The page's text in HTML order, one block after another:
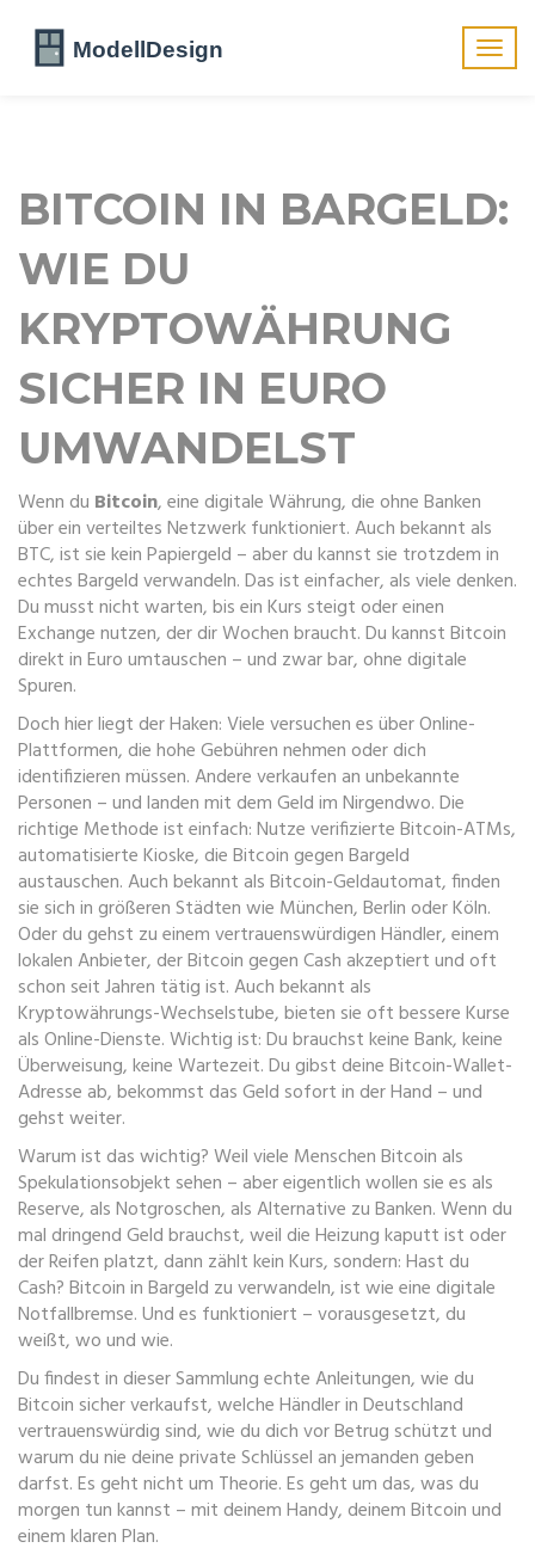
BITCOIN IN BARGELD:
WIE DU
KRYPTOWÄHRUNG
SICHER IN EURO
UMWANDELST
Wenn du Bitcoin,eine digitale Währung, die ohne Banken
über ein verteiltes Netzwerk funktioniert. Auch bekannt als
BTC, ist sie kein Papiergeld – aber du kannst sie trotzdem in
echtes Bargeld verwandeln.Das ist einfacher, als viele denken.
Du musst nicht warten, bis ein Kurs steigt oder einen
Exchange nutzen, der dir Wochen braucht. Du kannst Bitcoin
direkt in Euro umtauschen – und zwar bar, ohne digitale
Spuren.
Doch hier liegt der Haken: Viele versuchen es über Online-
Plattformen, die hohe Gebühren nehmen oder dich
identifizieren müssen. Andere verkaufen an unbekannte
Personen – und landen mit dem Geld im Nirgendwo. Die
richtige Methode ist einfach: Nutze verifizierteBitcoin-ATMs,
automatisierte Kioske, die Bitcoin gegen Bargeld
austauschen. Auch bekannt alsBitcoin-Geldautomat, finden
sie sich in größeren Städten wie München, Berlin oder Köln.
Oder du gehst zu einem vertrauenswürdigenHändler,einem
lokalen Anbieter, der Bitcoin gegen Cash akzeptiert und oft
schon seit Jahren tätig ist. Auch bekannt als
Kryptowährungs-Wechselstube, bieten sie oft bessere Kurse
als Online-Dienste.Wichtig ist: Du brauchst keine Bank, keine
Überweisung, keine Wartezeit. Du gibst deine Bitcoin-Wallet-
Adresse ab, bekommst das Geld sofort in der Hand – und
gehst weiter.
Warum ist das wichtig? Weil viele Menschen Bitcoin als
Spekulationsobjekt sehen – aber eigentlich wollen sie es als
Reserve, als Notgroschen, als Alternative zu Banken. Wenn du
mal dringend Geld brauchst, weil die Heizung kaputt ist oder
der Reifen platzt, dann zählt kein Kurs, sondern: Hast du
Cash? Bitcoin in Bargeld zu verwandeln, ist wie eine digitale
Notfallbremse. Und es funktioniert – vorausgesetzt, du
weißt, wo und wie.
Du findest in dieser Sammlung echte Anleitungen, wie du
Bitcoin sicher verkaufst, welche Händler in Deutschland
vertrauenswürdig sind, wie du dich vor Betrug schützt und
warum du nie deine private Schlüssel an jemanden geben
darfst. Es geht nicht um Theorie. Es geht um das, was du
morgen tun kannst – mit deinem Handy, deinem Bitcoin und
einem klaren Plan.